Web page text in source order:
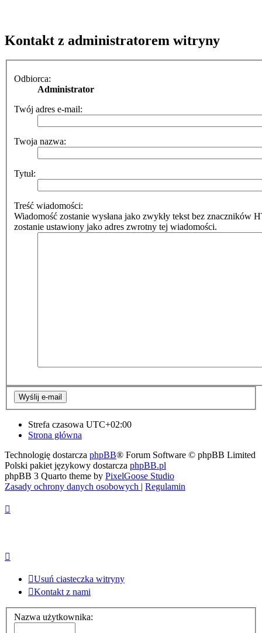
Kontakt z administratorem witryny
Odbiorca:
Administrator
Twój adres e-mail:
Twoja nazwa:
Tytuł:
Treść wiadomości:
Wiadomość zostanie wysłana jako zwykły tekst bez znaczników
zostanie ustawiony jako adres zwrotny tej wiadomości.
Strefa czasowa UTC+02:00
Strona główna
Technologię dostarcza phpBB® Forum Software © phpBB Limited
Polski pakiet językowy dostarcza phpBB.pl
phpBB 3 Quarto theme by PixelGoose Studio
Zasady ochrony danych osobowych | Regulamin
Usuń ciasteczka witryny
Kontakt z nami
Nazwa użytkownika: